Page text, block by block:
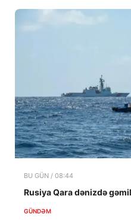
BU GÜN / 08:44
Rusiya Qara dənizdə
GÜNDƏM